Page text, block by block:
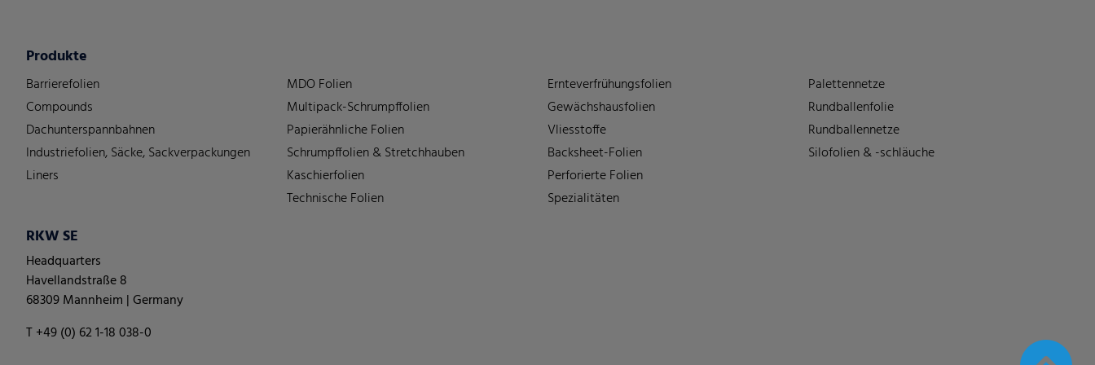
Produkte
Barrierefolien
Compounds
Dachunterspannbahnen
Industriefolien, Säcke, Sackverpackungen
Liners
MDO Folien
Multipack-Schrumpffolien
Papierähnliche Folien
Schrumpffolien & Stretchhauben
Kaschierfolien
Technische Folien
Ernteverfrühungsfolien
Gewächshausfolien
Vliesstoffe
Backsheet-Folien
Perforierte Folien
Spezialitäten
Palettennetze
Rundballenfolie
Rundballennetze
Silofolien & -schläuche
RKW SE
Headquarters
Havellandstraße 8
68309 Mannheim | Germany
T +49 (0) 62 1-18 038-0